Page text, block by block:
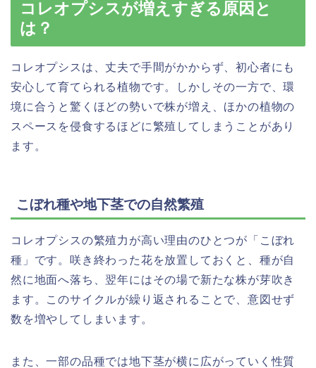
コレオプシスが増えすぎる原因と
は？
コレオプシスは、丈夫で手間がかからず、初心者にも
安心して育てられる植物です。しかしその一方で、環
境に合うと驚くほどの勢いで株が増え、ほかの植物の
スペースを侵食するほどに繁殖してしまうことがあり
ます。
こぼれ種や地下茎での自然繁殖
コレオプシスの繁殖力が高い理由のひとつが「こぼれ
種」です。咲き終わった花を放置しておくと、種が自
然に地面へ落ち、翌年にはその場で新たな株が芽吹き
ます。このサイクルが繰り返されることで、意図せず
数を増やしてしまいます。
また、一部の品種では地下茎が横に広がっていく性質